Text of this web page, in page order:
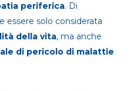
periferica. Di
essere solo considerata
della vita, ma anche
di pericolo di malattie